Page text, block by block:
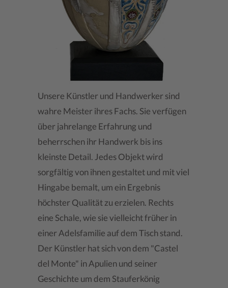
Unsere Künstler und Handwerker sind
wahre Meister ihres Fachs. Sie verfügen
über jahrelange Erfahrung und
beherrschen ihr Handwerk bis ins
kleinste Detail. Jedes Objekt wird
sorgfältig von ihnen gestaltet und mit viel
Hingabe bemalt, um ein Ergebnis
höchster Qualität zu erzielen. Rechts
eine Schale, wie sie vielleicht früher in
einer Adelsfamilie auf dem Tisch stand.
Der Künstler hat sich von dem "Castel
del Monte" in Apulien und seiner
Geschichte um dem Stauferkönig